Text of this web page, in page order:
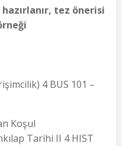
tez önerisi
4 BUS 101 –
Koşul
Tarihi II 4 HIST